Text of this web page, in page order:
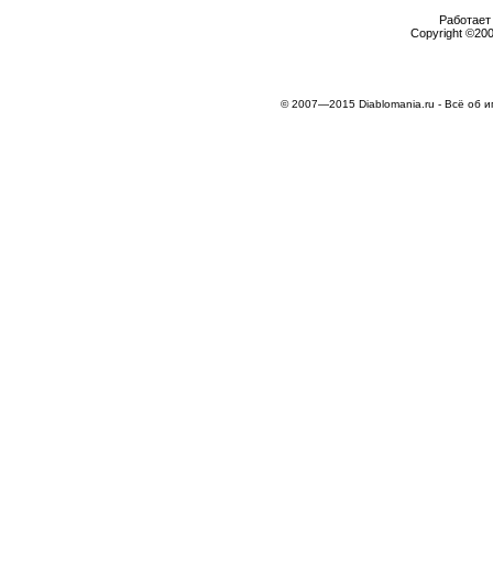
Copyright
© 2007—2015 Diablomania.ru - Всё об